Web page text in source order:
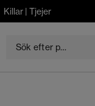
Killar| Tjejer